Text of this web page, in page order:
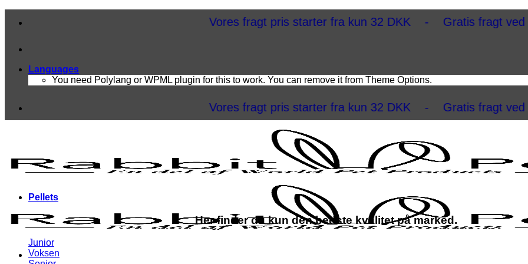
Vores fragt pris starter fra kun 32 DKK - Gratis fragt ved køb over
Languages
You need Polylang or WPML plugin for this to work. You can remove it from Theme Options.
Vores fragt pris starter fra kun 32 DKK - Gratis fragt ved køb over
Pellets
Her finder du kun den bedste kvalitet på marked.
Junior
Voksen